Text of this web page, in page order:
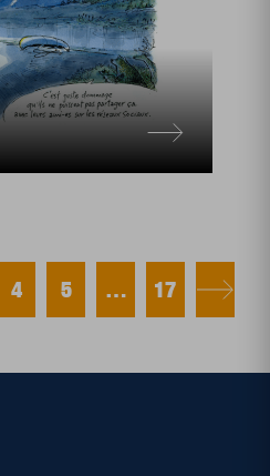
4 5 … 17